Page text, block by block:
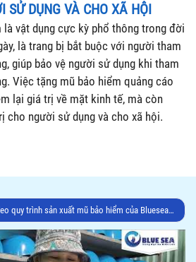
SỬ DỤNG VÀ CHO XÃ HỘI
là vật dụng cực kỳ phổ thông trong đời
là trang bị bắt buộc với người tham
giúp bảo vệ người sử dụng khi tham
Việc tặng mũ bảo hiểm quảng cáo
lại giá trị về mặt kinh tế, mà còn
cho người sử dụng và cho xã hội.
quy trình sản xuất mũ bảo hiểm của Bluesea…